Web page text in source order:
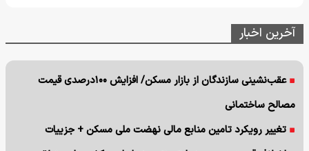
آخرین اخبار
عقب‌نشینی سازندگان از بازار مسکن/ افزایش ۱۰۰درصدی قیمت
مصالح ساختمانی
تغییر رویکرد تامین منابع مالی نهضت ملی مسکن + جزییات